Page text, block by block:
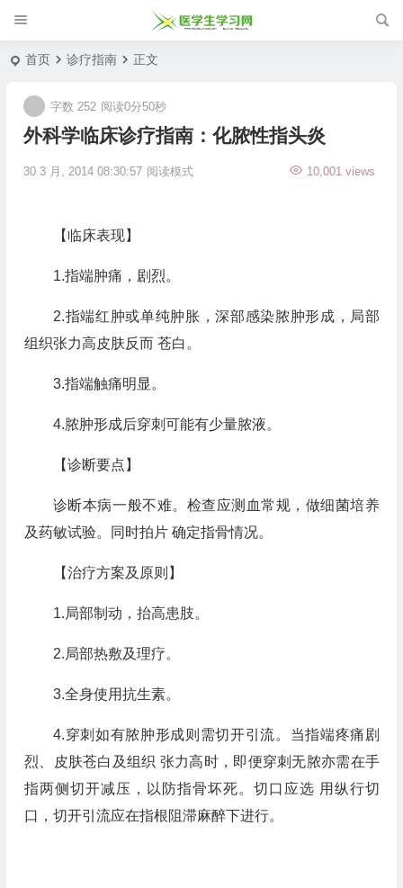
首页 诊疗指南 正文
外科学临床诊疗指南：化脓性指头炎
30 3 月, 2014 08:30:57 10,001 views
字数 252 阅读0分50秒
阅读模式
【临床表现】
1.指端肿痛，剧烈。
2.指端红肿或单纯肿胀，深部感染脓肿形成，局部
组织张力高皮肤反而 苍白。
3.指端触痛明显。
4.脓肿形成后穿刺可能有少量脓液。
【诊断要点】
诊断本病一般不难。检查应测血常规，做细菌培养
及药敏试验。同时拍片 确定指骨情况。
【治疗方案及原则】
1.局部制动，抬高患肢。
2.局部热敷及理疗。
3.全身使用抗生素。
4.穿刺如有脓肿形成则需切开引流。当指端疼痛剧
烈、皮肤苍白及组织 张力高时，即便穿刺无脓亦需在手
指两侧切开减压，以防指骨坏死。切口应选 用纵行切
口，切开引流应在指根阻滞麻醉下进行。